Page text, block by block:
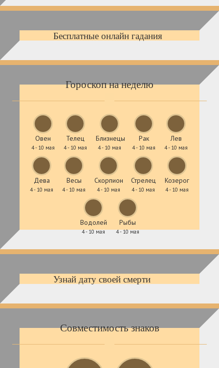
Бесплатные онлайн гадания
Гороскоп на неделю
Овен
4 - 10 мая
Телец
4 - 10 мая
Близнецы
4 - 10 мая
Рак
4 - 10 мая
Лев
4 - 10 мая
Дева
4 - 10 мая
Весы
4 - 10 мая
Скорпион
4 - 10 мая
Стрелец
4 - 10 мая
Козерог
4 - 10 мая
Водолей
4 - 10 мая
Рыбы
4 - 10 мая
Узнай дату своей смерти
Совместимость знаков